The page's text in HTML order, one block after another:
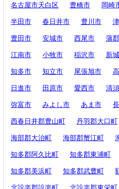
名古屋市天白区 豊橋市 岡崎
半田市 春日井市 豊川市
豊田市 安城市 西尾市 蒲
江南市 小牧市 稲沢市 新
知多市 知立市 尾張旭市
日進市 田原市 愛西市 清
弥富市 みよし市 あま市
西春日井郡豊山町 丹羽郡大口町
海部郡大治町 海部郡蟹江町
知多郡阿久比町 知多郡東浦町
知多郡美浜町 知多郡武豊町
北設楽郡設楽町 北設楽郡東栄町